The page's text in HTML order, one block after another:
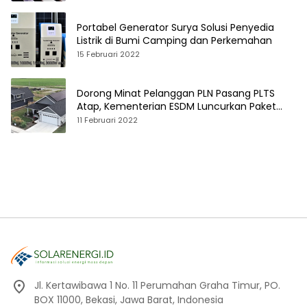
Portabel Generator Surya Solusi Penyedia
Listrik di Bumi Camping dan Perkemahan
15 Februari 2022
Dorong Minat Pelanggan PLN Pasang PLTS
Atap, Kementerian ESDM Luncurkan Paket
Hibah SEF
11 Februari 2022
Jl. Kertawibawa 1 No. 11 Perumahan Graha Timur, PO.
BOX 11000, Bekasi, Jawa Barat, Indonesia